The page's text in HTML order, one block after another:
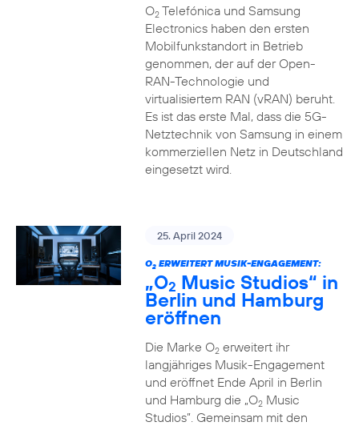
O2Telefónica und Samsung
Electronics haben den ersten
Mobilfunkstandort in Betrieb
genommen, der auf der Open-
RAN-Technologie und
virtualisiertem RAN (vRAN) beruht.
Es ist das erste Mal, dass die 5G-
Netztechnik von Samsung in einem
kommerziellen Netz in Deutschland
eingesetzt wird.
25. April 2024
O2ERWEITERT MUSIK-ENGAGEMENT:
„O2 Music Studios“ in
Berlin und Hamburg
eröffnen
Die Marke O2erweitert ihr
langjähriges Musik-Engagement
und eröffnet Ende April in Berlin
und Hamburg die „O2Music
Studios”. Gemeinsam mit den